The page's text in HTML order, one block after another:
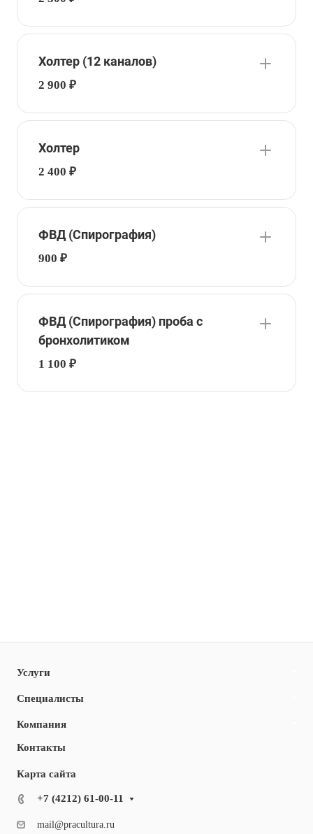
Холтер (12 каналов)
2 900 ₽
Холтер
2 400 ₽
ФВД (Спирография)
900 ₽
ФВД (Спирография) проба с
бронхолитиком
1 100 ₽
Услуги
Специалисты
Компания
Контакты
Карта сайта
+7 (4212) 61-00-11
mail@pracultura.ru